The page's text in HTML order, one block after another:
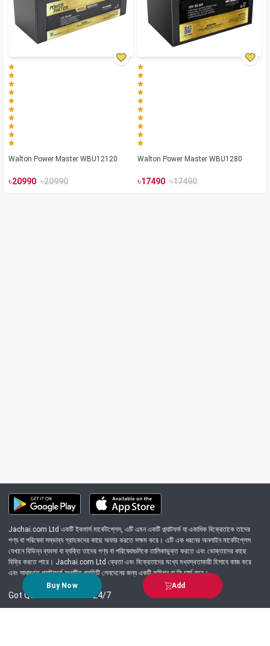
Buy Now Add
Walton Power Master WBU12120
৳20990 ৳20990
Walton Power Master WBU1280
৳17490 ৳17490
Jachai.com Ltd একটি ইকমার্স মার্কেটপ্লেস, এটি এমন একটি প্ল্যাটফর্ম যা একাধিক বিক্রেতাকে তাদের
পণ্য বা পরিষেবা সম্ভাব্য গ্রাহকদের কাছে অফার করতে সক্ষম করে। এটি এক ধরনের অনলাইন মার্কেটপ্লেস
যেখানে বিভিন্ন ব্যবসা বা ব্যক্তি তাদের পণ্য বা পরিষেবাগুলিকে তালিকাভুক্ত করতে এবং ভোক্তাদের কাছে
বিক্রি করতে পারে। Jachai.com Ltd ক্রেতা এবং বিক্রেতাদের মধ্যে মধ্যস্থতাকারী হিসাবে কাজ করে
এবং সাধারণত প্ল্যাটফর্মে সংঘটিত প্রতিটি লেনদেনের জন্য একটি কমিশন বা ফি চার্জ করে।
Got Question? Call us 24/7